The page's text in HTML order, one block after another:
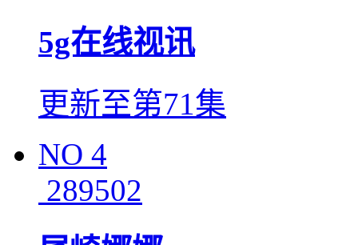
5g在线视讯
更新至第71集
NO 4
289502